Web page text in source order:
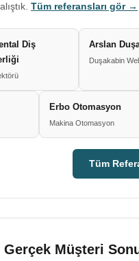
Tüm referansları gör →
Diş
Arslan
Duşakabin
Erbo Otomasyon
Makina Otomasyon
Tüm
Müşteri